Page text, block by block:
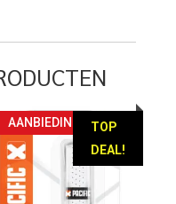
TOP
DEAL!
AANBIEDING!